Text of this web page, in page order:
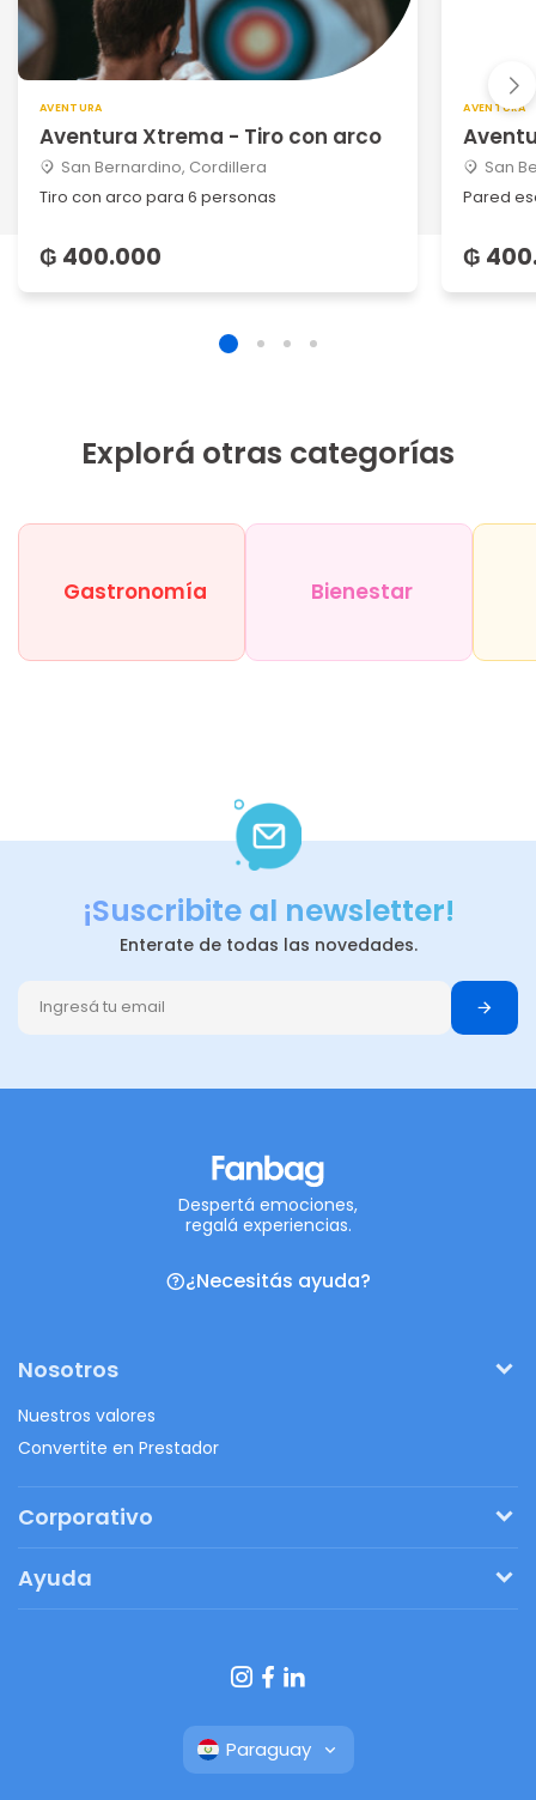
AVENTURA
Aventura Xtrema - Tiro con arco
San Bernardino, Cordillera
Tiro con arco para 6 personas
₲ 400.000
AVENTURA
San
Pared
₲
Explorá otras categorías
Gastronomía Bienestar
¡Suscribite al newsletter!
Enterate de todas las novedades.
Despertá emociones,
regalá experiencias.
¿Necesitás ayuda?
Nosotros
Nuestros valores
Convertite en Prestador
Corporativo
Regalos originales
Ayuda
Botón de arrepentimiento
Paraguay